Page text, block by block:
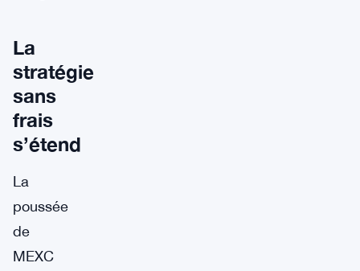
La
stratégie
sans
frais
s’étend
La
poussée
de
MEXC